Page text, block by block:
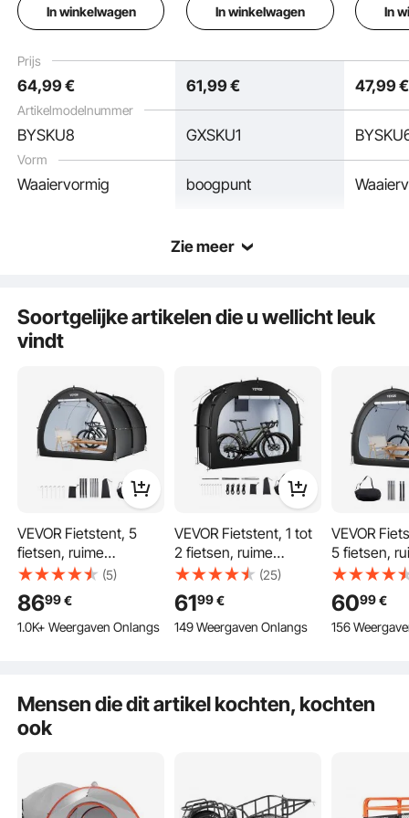
Sneeuw
Insectenbestendig
zandstorm
Prijs
Artikelmodelnummer
Vorm
fietsenstalling met
zeer sterke glasvezel
1706x2133x1524 mm
In winkelwagen
installeren
fietsenstalling met
195x81x173 cm
In winkelwagen
zeer
In
64,99€ 61,99€ 47,99€
BYSKU8 GXSKU1
Waaiervormig boogpunt
Zie meer
Soortgelijke artikelen die u wellicht leuk
vindt
VEVOR Fietstent, 5
fietsen, ruime
fietsenstalling met
geventileerd raam,
waaiervormige
fietsenstalling met
(5)
8699€
1.0K+ Weergaven Onlangs
VEVOR Fietstent, 1 tot
2 fietsen, ruime
fietsenstalling met
geventileerd raam,
eenvoudig te
installeren
195x81x173 cm
(25)
6199€
149 Weergaven Onlangs
VEVOR
5 fietsen,
6099€
156
Mensen die dit artikel kochten, kochten
ook